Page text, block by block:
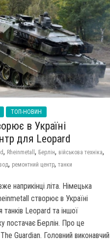
ТОП-НОВИН
в Україні
для Leopard
, Rheinmetall , Берлін, військова техніка,
, ремонтний центр, танки
наприкінці літа. Німецька
створює в Україні
Leopard та іншої
постачає Берлін. Про це
Guardian. Головний виконавчий